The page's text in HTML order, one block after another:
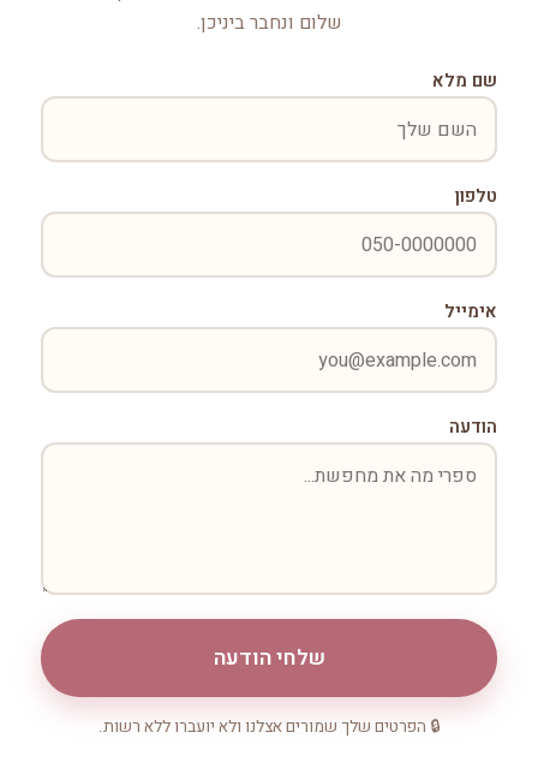
שלום ונחבר ביניכן.
שם מלא
טלפון
אימייל
הודעה
שלחי הודעה
🔒 הפרטים שלך שמורים אצלנו ולא יועברו ללא רשות.